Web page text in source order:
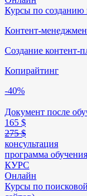
Курсы по созданию
Контент-
Создание контент-
Копирайтинг
-40%
Документ после
165 $
275 $
консультация
программа обучения
КУРС
Онлайн
Курсы по